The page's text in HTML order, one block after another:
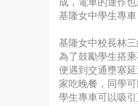
基隆女中學生專
基隆女中校長林
為了鼓勵學生搭
便遇到交通壅塞
家吃晚餐，同學
學生專車可以吸引